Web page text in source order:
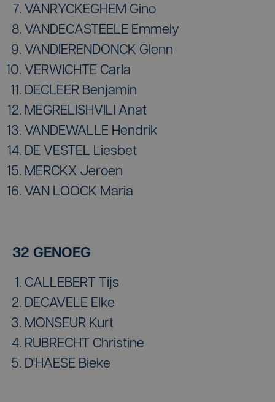
VANRYCKEGHEM Gino
VANDECASTEELE Emmely
VANDIERENDONCK Glenn
VERWICHTE Carla
DECLEER Benjamin
MEGRELISHVILI Anat
VANDEWALLE Hendrik
DE VESTEL Liesbet
MERCKX Jeroen
VAN LOOCK Maria
32 GENOEG
CALLEBERT Tijs
DECAVELE Elke
MONSEUR Kurt
RUBRECHT Christine
D'HAESE Bieke